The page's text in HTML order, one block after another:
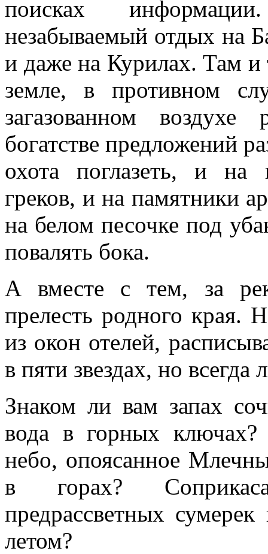
поисках
незабываемый отдых на
и даже на Курилах. Там и
земле, в противном
загазованном
богатстве предложений
охота поглазеть, и на
греков, и на памятники
на белом песочке под
повалять бока.
А вместе с тем, за
прелесть родного края.
из окон отелей,
в пяти звездах, но
Знаком ли вам запах
вода в горных ключах?
небо, опоясанное
в горах?
предрассветных
летом?